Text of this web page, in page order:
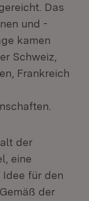
Das
und -
kamen
Schweiz,
Frankreich
der
eine
für den
der